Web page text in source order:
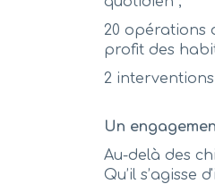
20 opérations
profit des
2
Un
Au-delà des
Qu’il